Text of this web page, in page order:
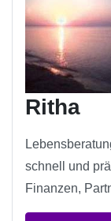
Ritha
schnell und
Finanzen,